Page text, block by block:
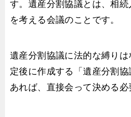
す。遺産分割協議とは、相
を考える会議のことです。
遺産分割協議に法的な縛り
定後に作成する「遺産分割
あれば、直接会って決める必